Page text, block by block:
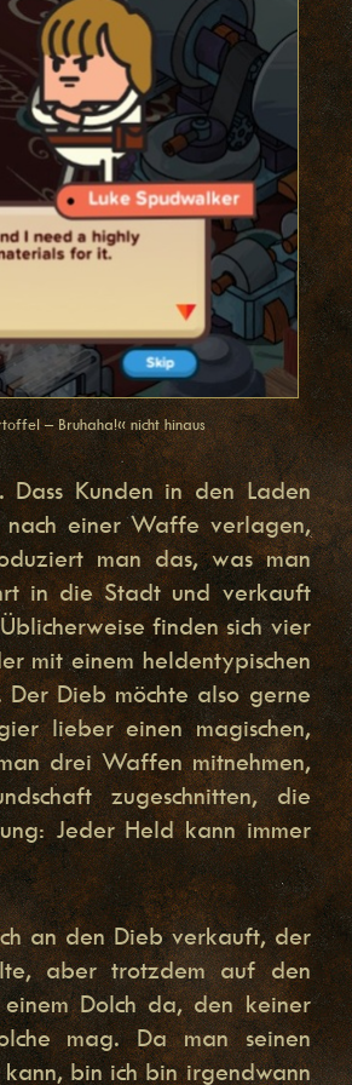
– Bruhaha!« nicht hinaus
Dass Kunden in den Laden
nach einer Waffe verlagen,
man das, was man
in die Stadt und verkauft
finden sich vier
mit einem heldentypischen
Dieb möchte also gerne
lieber einen magischen,
drei Waffen mitnehmen,
zugeschnitten, die
Jeder Held kann immer
an den Dieb verkauft, der
aber trotzdem auf den
Dolch da, den keiner
mag. Da man seinen
bin ich bin irgendwann